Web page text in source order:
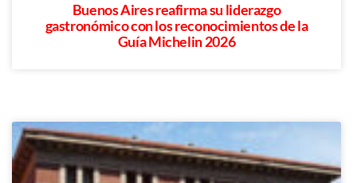
Buenos Aires reafirma su liderazgo
gastronómico con los reconocimientos de la
Guía Michelin 2026